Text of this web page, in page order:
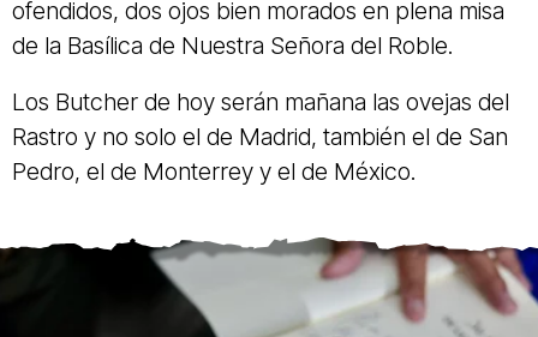
ofendidos, dos ojos bien morados en plena misa
de la Basílica de Nuestra Señora del Roble.
Los Butcher de hoy serán mañana las ovejas del
Rastro y no solo el de Madrid, también el de San
Pedro, el de Monterrey y el de México.